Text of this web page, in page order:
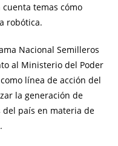
temas cómo
robótica.
Nacional Semilleros
al Ministerio del Poder
línea de acción del
la generación de
del país en materia de